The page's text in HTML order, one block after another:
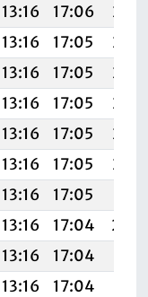
13:16 17:06
13:16 17:05
13:16 17:05
13:16 17:05
13:16 17:05
13:16 17:05
13:16 17:05
13:16 17:04
13:16 17:04
13:16 17:04